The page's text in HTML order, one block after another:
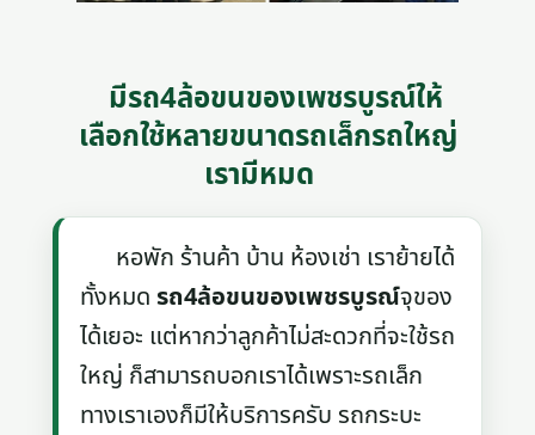
มีรถ4ล้อขนของเพชรบูรณ์ให้
เลือกใช้หลายขนาดรถเล็กรถใหญ่
เรามีหมด
หอพัก ร้านค้า บ้าน ห้องเช่า เราย้ายได้
ทั้งหมดรถ4ล้อขนของเพชรบูรณ์จุของ
ได้เยอะ แต่หากว่าลูกค้าไม่สะดวกที่จะใช้รถ
ใหญ่ ก็สามารถบอกเราได้เพราะรถเล็ก
ทางเราเองก็มีให้บริการครับ รถกระบะ